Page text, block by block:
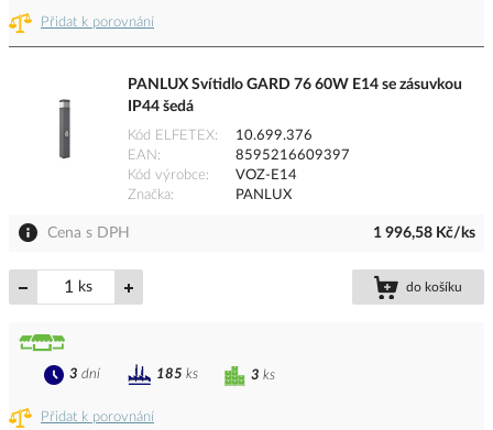
Přidat k porovnání
PANLUX Svítidlo GARD 76 60W E14 se zásuvkou
IP44 šedá
Kód ELFETEX
10.699.376
EAN
8595216609397
Kód výrobce
VOZ-E14
Značka
PANLUX
Cena s DPH 1 996,58 Kč/ks
ks do košíku
Přidat k porovnání
3 ks
3 dní 185 ks